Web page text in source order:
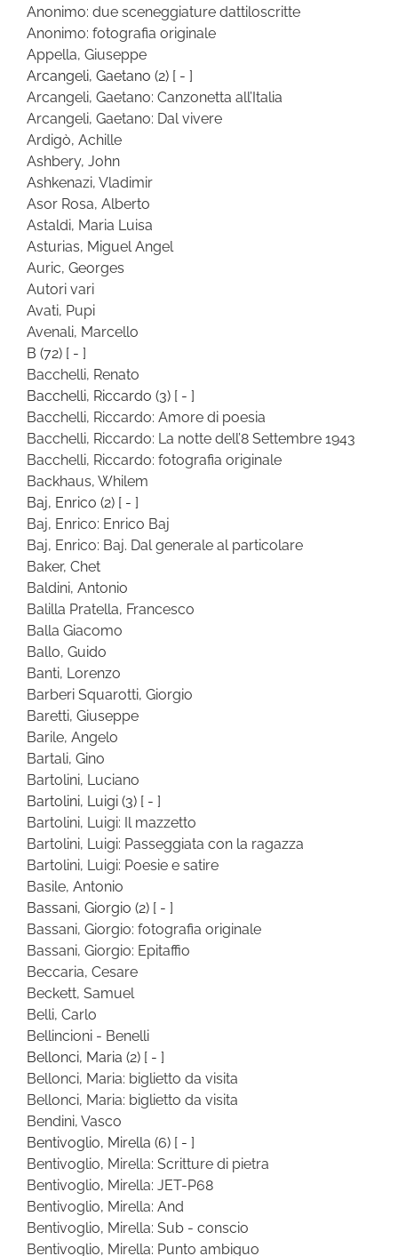
Anonimo: due sceneggiature dattiloscritte
Anonimo: fotografia originale
Appella, Giuseppe
Arcangeli, Gaetano (2) [ - ]
Arcangeli, Gaetano: Canzonetta all’Italia
Arcangeli, Gaetano: Dal vivere
Ardigò, Achille
Ashbery, John
Ashkenazi, Vladimir
Asor Rosa, Alberto
Astaldi, Maria Luisa
Asturias, Miguel Angel
Auric, Georges
Autori vari
Avati, Pupi
Avenali, Marcello
B (72) [ - ]
Bacchelli, Renato
Bacchelli, Riccardo (3) [ - ]
Bacchelli, Riccardo: Amore di poesia
Bacchelli, Riccardo: La notte dell’8 Settembre 1943
Bacchelli, Riccardo: fotografia originale
Backhaus, Whilem
Baj, Enrico (2) [ - ]
Baj, Enrico: Enrico Baj
Baj, Enrico: Baj. Dal generale al particolare
Baker, Chet
Baldini, Antonio
Balilla Pratella, Francesco
Balla Giacomo
Ballo, Guido
Banti, Lorenzo
Barberi Squarotti, Giorgio
Baretti, Giuseppe
Barile, Angelo
Bartali, Gino
Bartolini, Luciano
Bartolini, Luigi (3) [ - ]
Bartolini, Luigi: Il mazzetto
Bartolini, Luigi: Passeggiata con la ragazza
Bartolini, Luigi: Poesie e satire
Basile, Antonio
Bassani, Giorgio (2) [ - ]
Bassani, Giorgio: fotografia originale
Bassani, Giorgio: Epitaffio
Beccaria, Cesare
Beckett, Samuel
Belli, Carlo
Bellincioni - Benelli
Bellonci, Maria (2) [ - ]
Bellonci, Maria: biglietto da visita
Bellonci, Maria: biglietto da visita
Bendini, Vasco
Bentivoglio, Mirella (6) [ - ]
Bentivoglio, Mirella: Scritture di pietra
Bentivoglio, Mirella: JET-P68
Bentivoglio, Mirella: And
Bentivoglio, Mirella: Sub - conscio
Bentivoglio, Mirella: Punto ambiguo